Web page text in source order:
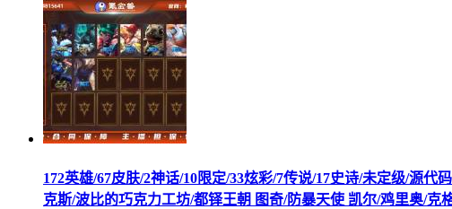
172英雄/67皮肤/2神话/10限定/33炫彩/7传说/17史诗/未定级/源
克斯/波比的巧克力工坊/都铎王朝 图奇/防暴天使 凯尔/鸡里奥/